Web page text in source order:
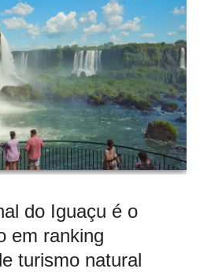
do Iguaçu é o
em ranking
turismo natural